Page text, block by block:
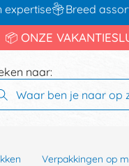
expertise Breed
📦 ONZE
naar:
Verpakkingen op